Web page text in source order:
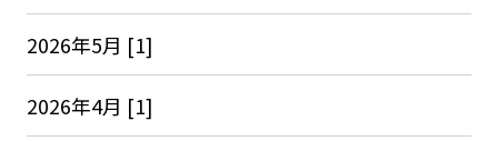
2026年5月 [1]
2026年4月 [1]